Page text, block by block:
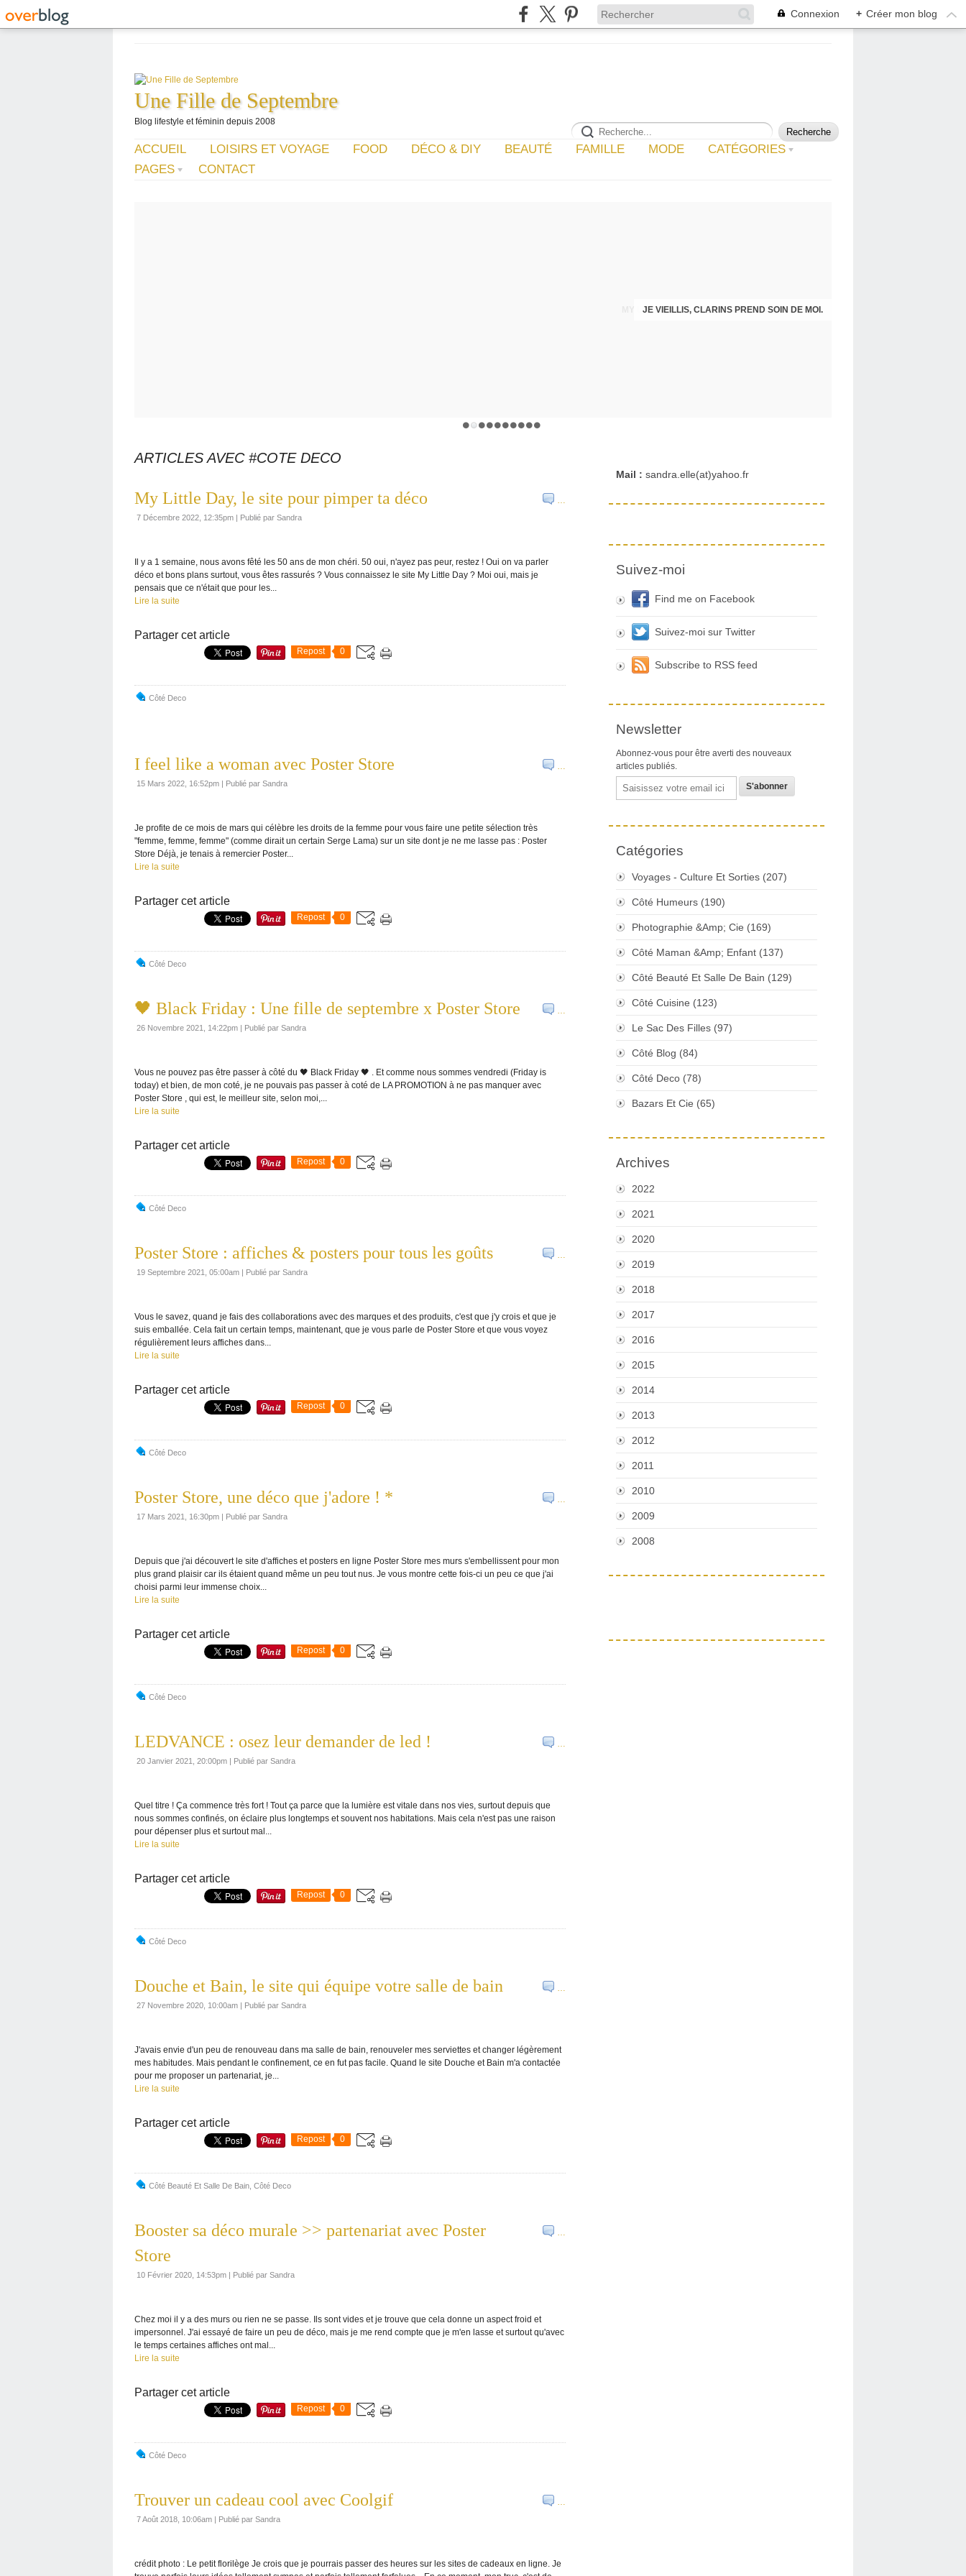
Connexion + Créer mon blog
Une Fille de Septembre
Blog lifestyle et féminin depuis 2008
ACCUEIL LOISIRS ET VOYAGE FOOD DÉCO & DIY BEAUTÉ FAMILLE MODE
CATÉGORIES
PAGES
CONTACT
JE VIEILLIS, CLARINS PREND SOIN DE MOI.
ARTICLES AVEC #COTE DECO
…
My Little Day, le site pour pimper ta déco
7 Décembre 2022, 12:35pm | Publié par Sandra
Il y a 1 semaine, nous avons fêté les 50 ans de mon chéri. 50 oui, n'ayez pas peur, restez ! Oui on va parler
déco et bons plans surtout, vous êtes rassurés ? Vous connaissez le site My Little Day ? Moi oui, mais je
pensais que ce n'était que pour les...
Lire la suite
Partager cet article
Repost 0
Côté Deco
…
I feel like a woman avec Poster Store
15 Mars 2022, 16:52pm | Publié par Sandra
Je profite de ce mois de mars qui célèbre les droits de la femme pour vous faire une petite sélection très
"femme, femme, femme" (comme dirait un certain Serge Lama) sur un site dont je ne me lasse pas : Poster
Store Déjà, je tenais à remercier Poster...
Lire la suite
Partager cet article
Repost 0
Côté Deco
…
🖤 Black Friday : Une fille de septembre x Poster Store
26 Novembre 2021, 14:22pm | Publié par Sandra
Vous ne pouvez pas être passer à côté du 🖤 Black Friday 🖤 . Et comme nous sommes vendredi (Friday is
today) et bien, de mon coté, je ne pouvais pas passer à coté de LA PROMOTION à ne pas manquer avec
Poster Store , qui est, le meilleur site, selon moi,...
Lire la suite
Partager cet article
Repost 0
Côté Deco
…
Poster Store : affiches & posters pour tous les goûts
19 Septembre 2021, 05:00am | Publié par Sandra
Vous le savez, quand je fais des collaborations avec des marques et des produits, c'est que j'y crois et que je
suis emballée. Cela fait un certain temps, maintenant, que je vous parle de Poster Store et que vous voyez
régulièrement leurs affiches dans...
Lire la suite
Partager cet article
Repost 0
Côté Deco
…
Poster Store, une déco que j'adore ! *
17 Mars 2021, 16:30pm | Publié par Sandra
Depuis que j'ai découvert le site d'affiches et posters en ligne Poster Store mes murs s'embellissent pour mon
plus grand plaisir car ils étaient quand même un peu tout nus. Je vous montre cette fois-ci un peu ce que j'ai
choisi parmi leur immense choix...
Lire la suite
Partager cet article
Repost 0
Côté Deco
…
LEDVANCE : osez leur demander de led !
20 Janvier 2021, 20:00pm | Publié par Sandra
Quel titre ! Ça commence très fort ! Tout ça parce que la lumière est vitale dans nos vies, surtout depuis que
nous sommes confinés, on éclaire plus longtemps et souvent nos habitations. Mais cela n'est pas une raison
pour dépenser plus et surtout mal...
Lire la suite
Partager cet article
Repost 0
Côté Deco
…
Douche et Bain, le site qui équipe votre salle de bain
27 Novembre 2020, 10:00am | Publié par Sandra
J'avais envie d'un peu de renouveau dans ma salle de bain, renouveler mes serviettes et changer légèrement
mes habitudes. Mais pendant le confinement, ce en fut pas facile. Quand le site Douche et Bain m'a contactée
pour me proposer un partenariat, je...
Lire la suite
Partager cet article
Repost 0
Côté Beauté Et Salle De Bain Côté Deco
…
Booster sa déco murale >> partenariat avec Poster
Store
10 Février 2020, 14:53pm | Publié par Sandra
Chez moi il y a des murs ou rien ne se passe. Ils sont vides et je trouve que cela donne un aspect froid et
impersonnel. J'ai essayé de faire un peu de déco, mais je me rend compte que je m'en lasse et surtout qu'avec
le temps certaines affiches ont mal...
Lire la suite
Partager cet article
Repost 0
Côté Deco
…
Trouver un cadeau cool avec Coolgif
7 Août 2018, 10:06am | Publié par Sandra
crédit photo : Le petit florilège Je crois que je pourrais passer des heures sur les sites de cadeaux en ligne. Je
Mail : sandra.elle(at)yahoo.fr
Suivez-moi
Find me on Facebook
Suivez-moi sur Twitter
Subscribe to RSS feed
Newsletter
Abonnez-vous pour être averti des nouveaux
articles publiés.
Email
Catégories
Voyages - Culture Et Sorties (207)
Côté Humeurs (190)
Photographie &Amp; Cie (169)
Côté Maman &Amp; Enfant (137)
Côté Beauté Et Salle De Bain (129)
Côté Cuisine (123)
Le Sac Des Filles (97)
Côté Blog (84)
Côté Deco (78)
Bazars Et Cie (65)
Archives
2022
2021
2020
2019
2018
2017
2016
2015
2014
2013
2012
2011
2010
2009
2008